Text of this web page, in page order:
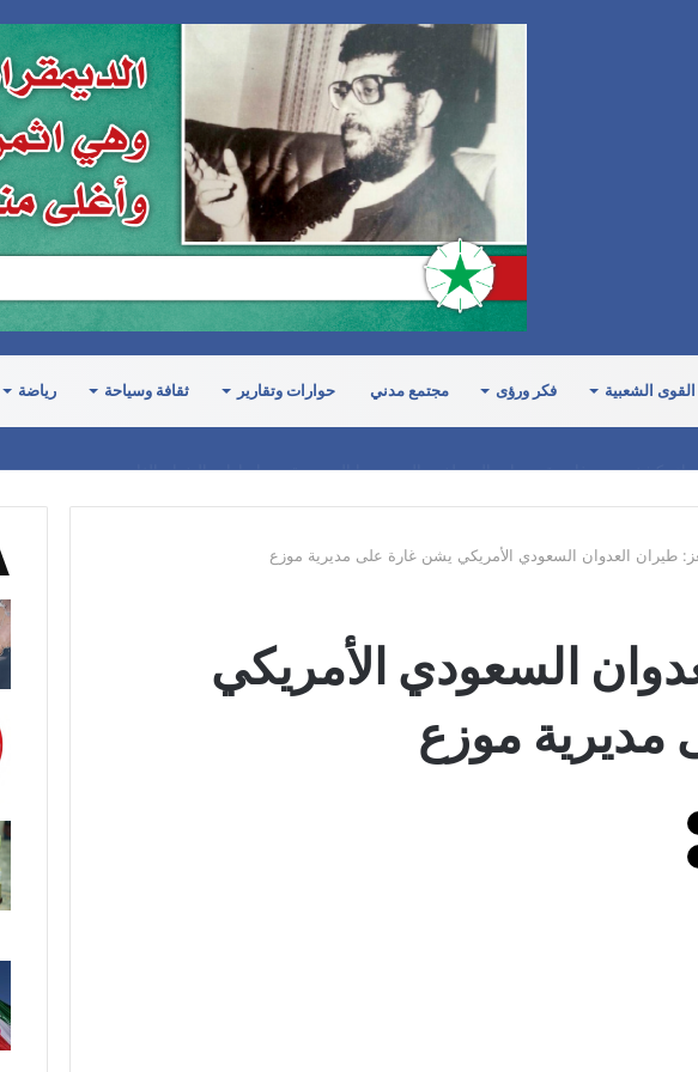
القوى الشعبية فكر ورؤى مجتمع مدني حوارات وتقارير ثقافة وسياحة رياضة
طيران العدوان السعودي الأمريكي يشن غارة على مديرية موزع
السعودي الأمريكي
موزع
والسعودي الاستقرار في المنطقة